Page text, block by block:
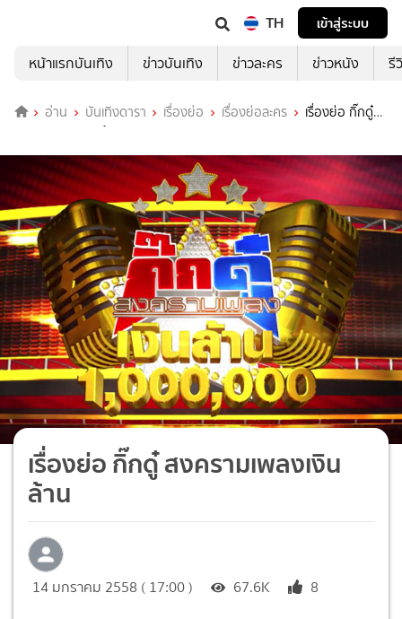
TH
เข้าสู่ระบบ
หน้าแรกบันเทิง
ข่าวบันเทิง ข่าวละคร ข่าวหนัง รี
อ่าน บันเทิงดารา เรื่องย่อ เรื่องย่อละคร
เรื่องย่อ กิ๊กดู๋
สงครามเพลงเงินล้าน
เรื่องย่อ กิ๊กดู๋ สงครามเพลงเงิน
ล้าน
14 มกราคม 2558 ( 17:00 ) 67.6K 8